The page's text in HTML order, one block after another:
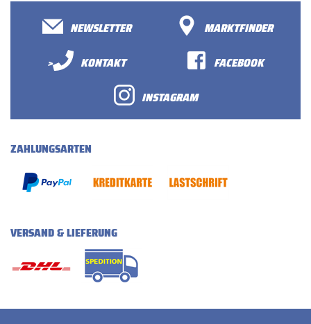
NEWSLETTER
MARKTFINDER
>
KONTAKT
FACEBOOK
INSTAGRAM
ZAHLUNGSARTEN
VERSAND & LIEFERUNG